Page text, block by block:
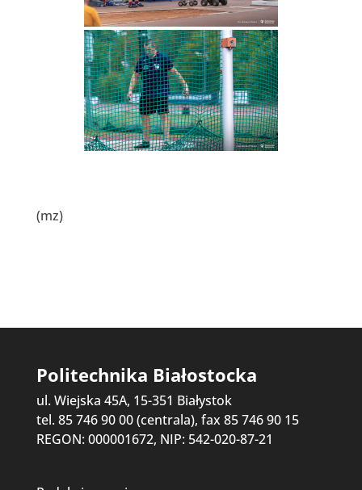
(mz)
Politechnika Białostocka
ul. Wiejska 45A, 15-351 Białystok
tel. 85 746 90 00 (centrala), fax 85 746 90 15
REGON: 000001672, NIP: 542-020-87-21